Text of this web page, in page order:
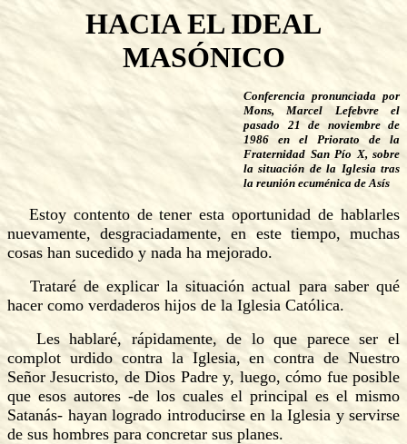
HACIA EL IDEAL
MASÓNICO
Conferencia pronunciada por
Mons, Marcel Lefebvre el
pasado 21 de noviembre de
1986 en el Priorato de la
Fraternidad San Pío X, sobre
la situación de la Iglesia tras
la reunión ecuménica de Asís
Estoy contento de tener esta oportunidad de hablarles
nuevamente, desgraciadamente, en este tiempo, muchas
cosas han sucedido y nada ha mejorado.
Trataré de explicar la situación actual para saber qué
hacer como verdaderos hijos de la Iglesia Católica.
Les hablaré, rápidamente, de lo que parece ser el
complot urdido contra la Iglesia, en contra de Nuestro
Señor Jesucristo, de Dios Padre y, luego, cómo fue posible
que esos autores -de los cuales el principal es el mismo
Satanás- hayan logrado introducirse en la Iglesia y servirse
de sus hombres para concretar sus planes.